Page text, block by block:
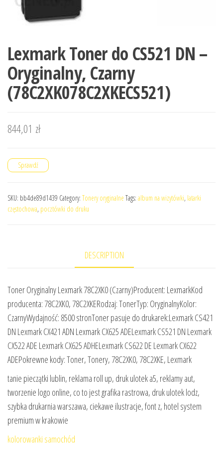
Lexmark Toner do CS521 DN –
Oryginalny, Czarny
(78C2XK078C2XKECS521)
844,01 zł
Sprawdź
SKU: bb4de89d1439 Category: Tonery oryginalne Tags: album na wizytówki, latarki
częstochowa, pocztówki do druku
DESCRIPTION
Toner Oryginalny Lexmark 78C2XK0 (Czarny)Producent: LexmarkKod
producenta: 78C2XK0, 78C2XKERodzaj: TonerTyp: OryginalnyKolor:
CzarnyWydajność: 8500 stronToner pasuje do drukarek:Lexmark CS421
DN Lexmark CX421 ADN Lexmark CX625 ADELexmark CS521 DN Lexmark
CX522 ADE Lexmark CX625 ADHELexmark CS622 DE Lexmark CX622
ADEPokrewne kody: Toner, Tonery, 78C2XK0, 78C2XKE, Lexmark
tanie pieczątki lublin, reklama roll up, druk ulotek a5, reklamy aut,
tworzenie logo online, co to jest grafika rastrowa, druk ulotek lodz,
szybka drukarnia warszawa, ciekawe ilustracje, font z, hotel system
premium w krakowie
kolorowanki samochód